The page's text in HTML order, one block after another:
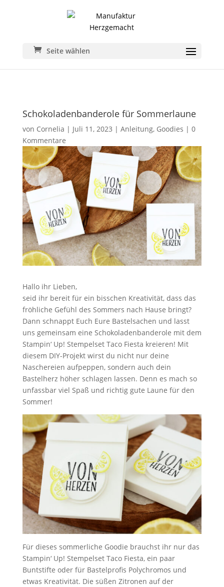
Seite wählen
Schokoladenbanderole für Sommerlaune
von Cornelia | Juli 11, 2023 | Anleitung, Goodies | 0
Kommentare
Hallo ihr Lieben,
seid ihr bereit für ein bisschen Kreativität, dass das
fröhliche Gefühl des Sommers nach Hause bringt?
Dann schnappt Euch Eure Bastelsachen und lasst
uns gemeinsam eine Schokoladenbanderole mit dem
Stampin‘ Up! Stempelset Taco Fiesta kreieren! Mit
diesem DIY-Projekt wirst du nicht nur deine
Naschereien aufpeppen, sondern auch dein
Bastelherz höher schlagen lassen. Denn es mach so
unfassbar viel Spaß und richtig gute Laune für den
Sommer!
Für dieses sommerliche Goodie brauchst ihr nur das
Stampin‘ Up! Stempelset Taco Fiesta, ein paar
Buntstifte oder für Bastelprofis Polychromos und
etwas Kreativität. Die süßen Zitronen auf der